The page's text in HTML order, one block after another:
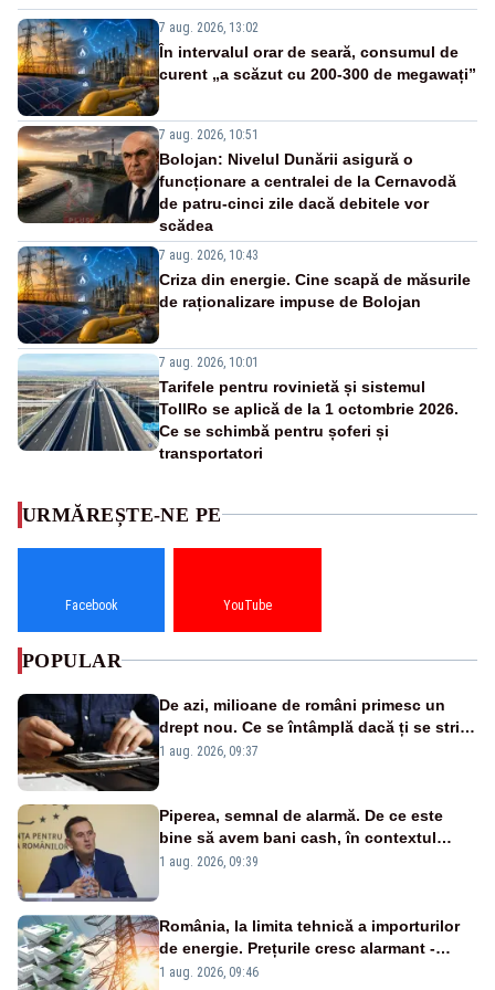
7 aug. 2026, 13:02
În intervalul orar de seară, consumul de
curent „a scăzut cu 200-300 de megawați”
7 aug. 2026, 10:51
Bolojan: Nivelul Dunării asigură o
funcționare a centralei de la Cernavodă
de patru-cinci zile dacă debitele vor
scădea
7 aug. 2026, 10:43
Criza din energie. Cine scapă de măsurile
de raționalizare impuse de Bolojan
7 aug. 2026, 10:01
Tarifele pentru rovinietă și sistemul
TollRo se aplică de la 1 octombrie 2026.
Ce se schimbă pentru șoferi și
transportatori
URMĂREȘTE-NE PE
Facebook YouTube
POPULAR
De azi, milioane de români primesc un
drept nou. Ce se întâmplă dacă ți se strică
un produs
1 aug. 2026, 09:37
Piperea, semnal de alarmă. De ce este
bine să avem bani cash, în contextul
alertei energetice?
1 aug. 2026, 09:39
România, la limita tehnică a importurilor
de energie. Prețurile cresc alarmant -
Analiză Realitatea Plus
1 aug. 2026, 09:46